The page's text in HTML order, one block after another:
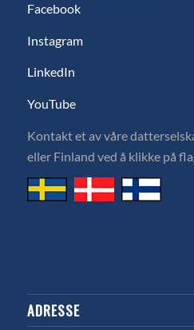
Facebook
Instagram
LinkedIn
YouTube
Kontakt et av våre
eller Finland ved å klikke på
ADRESSE